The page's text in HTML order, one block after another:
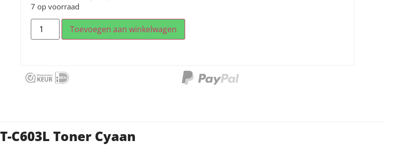
7 op voorraad
Toevoegen aan winkelwagen
C603L Toner Cyaan